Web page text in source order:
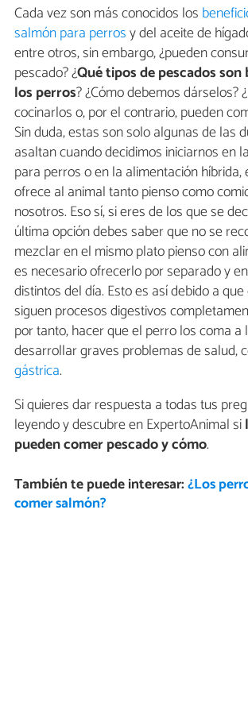
Cada vez son más conocidos los
salmón para perrosy del aceite de
entre otros, sin embargo, ¿pueden
pescado? ¿Qué tipos de pescados son
los perros? ¿Cómo debemos dárselos?
cocinarlos o, por el contrario, pueden
Sin duda, estas son solo algunas de las
asaltan cuando decidimos iniciarnos en
para perros o en la alimentación híbrida,
ofrece al animal tanto pienso como
nosotros. Eso sí, si eres de los que se
última opción debes saber que no se
mezclar en el mismo plato pienso con
es necesario ofrecerlo por separado y
distintos del día. Esto es así debido a
siguen procesos digestivos
por tanto, hacer que el perro los coma a
desarrollar graves problemas de salud,
gástrica.
Si quieres dar respuesta a todas tus
leyendo y descubre en ExpertoAnimal si
pueden comer pescado y cómo.
También te puede interesar:¿Los
comer salmón?